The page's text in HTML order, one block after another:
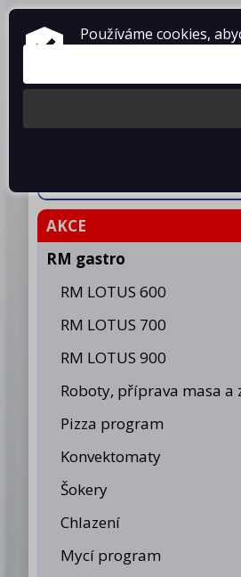
ZAŘÍZENÍ PRO
AKCE
RM gastro
RM LOTUS 600
RM LOTUS 700
RM LOTUS 900
Roboty, příprava masa a
Pizza program
Konvektomaty
Šokery
Chlazení
Mycí program
Používáme cookies,